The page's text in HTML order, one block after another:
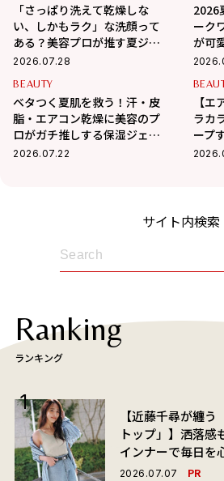
「さっぱり洗えて乾燥しな
い、しかもラク」な洗顔って
ある？美容プロが推す夏ジェ
ル3選
2026.07.28
2026
ーク
が可
＆夏
BEAUTY
ベタつく夏肌を救う！汗・皮
脂・エアコン乾燥に美容のプ
ロがガチ推しする保湿ジェル3
選
2026.07.22
【
ラカ
ープ
サイト内検索
Ranking
ランキング
【近藤千尋が纏
トップ」】洒落感
インナーで毎日を
2026.07.07 PR